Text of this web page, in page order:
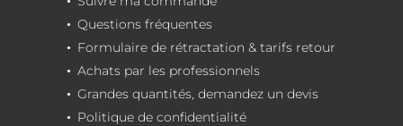
Questions fréquentes
Formulaire de rétractation & tarifs retour
Achats par les professionnels
Grandes quantités, demandez un devis
Politique de confidentialité